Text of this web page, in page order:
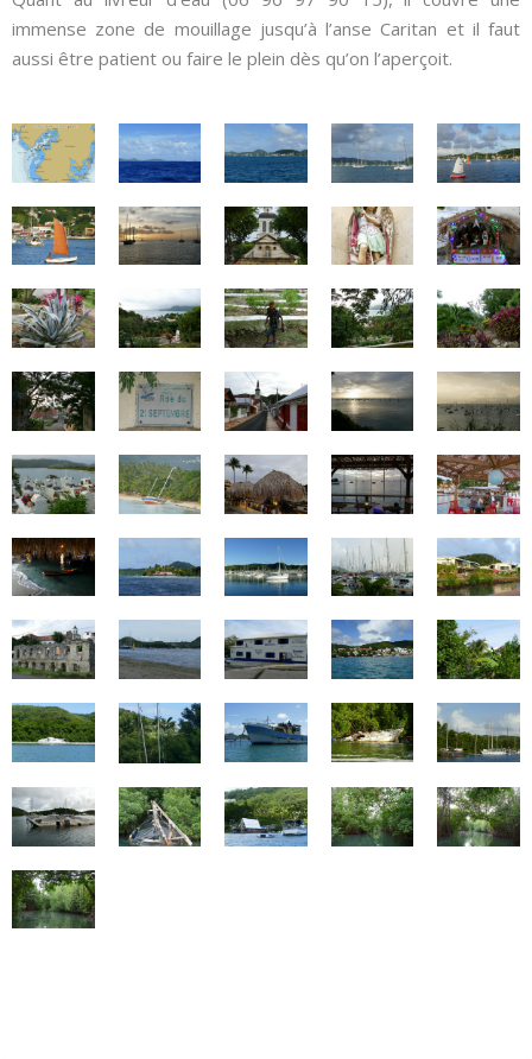
immense zone de mouillage jusqu’à l’anse Caritan et il faut
aussi être patient ou faire le plein dès qu’on l’aperçoit.